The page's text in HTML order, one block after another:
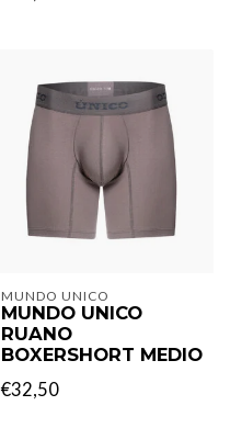
MUNDO UNICO
MUNDO UNICO
RUANO
BOXERSHORT MEDIO
€32,50